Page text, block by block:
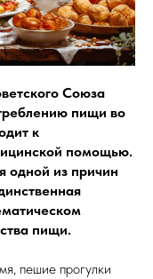
Союза
пищи во
к
помощью.
одной из причин
пищи.
пешие прогулки